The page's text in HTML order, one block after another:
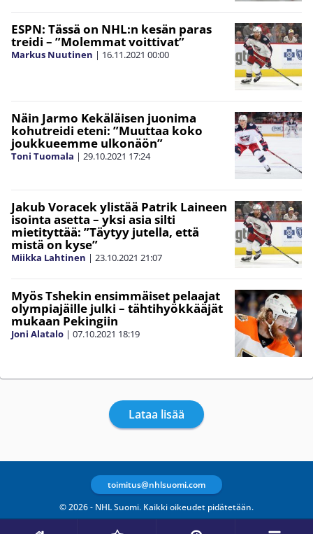
ESPN: Tässä on NHL:n kesän paras
treidi – ”Molemmat voittivat”
Markus Nuutinen | 16.11.2021 00:00
Näin Jarmo Kekäläisen juonima
kohutreidi eteni: ”Muuttaa koko
joukkueemme ulkonäön”
Toni Tuomala | 29.10.2021 17:24
Jakub Voracek ylistää Patrik Laineen
isointa asetta – yksi asia silti
mietityttää: ”Täytyy jutella, että
mistä on kyse”
Miikka Lahtinen | 23.10.2021 21:07
Myös Tshekin ensimmäiset pelaajat
olympiajäille julki – tähtihyökkääjät
mukaan Pekingiin
Joni Alatalo | 07.10.2021 18:19
Lataa lisää
© 2026 - NHL Suomi. Kaikki oikeudet pidätetään.
toimitus@nhlsuomi.com